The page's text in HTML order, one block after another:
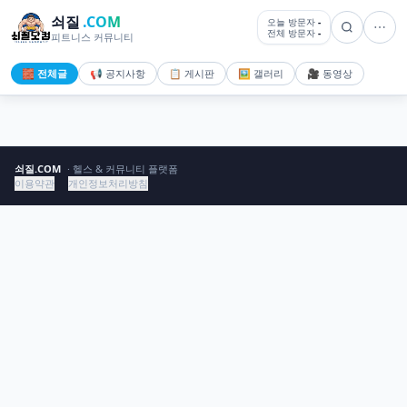
쇠질 .COM
피트니스 커뮤니티
오늘 방문자 -
전체 방문자 -
🧱 전체글 📢 공지사항 📋 게시판 🖼️ 갤러리 🎥 동영상
쇠질.COM · 헬스 & 커뮤니티 플랫폼
이용약관
개인정보처리방침